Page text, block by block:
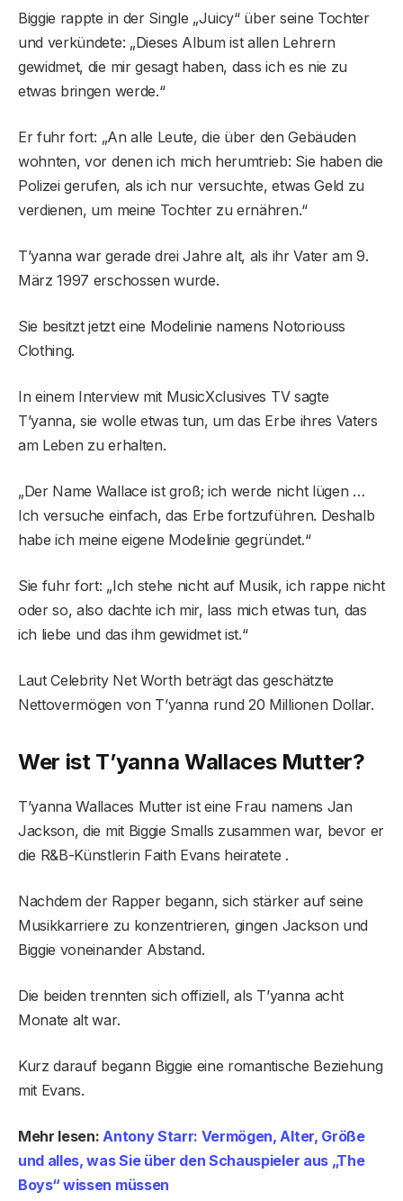
Biggie rappte in der Single „Juicy“ über seine Tochter
und verkündete: „Dieses Album ist allen Lehrern
gewidmet, die mir gesagt haben, dass ich es nie zu
etwas bringen werde.“
Er fuhr fort: „An alle Leute, die über den Gebäuden
wohnten, vor denen ich mich herumtrieb: Sie haben die
Polizei gerufen, als ich nur versuchte, etwas Geld zu
verdienen, um meine Tochter zu ernähren.“
T’yanna war gerade drei Jahre alt, als ihr Vater am 9.
März 1997 erschossen wurde.
Sie besitzt jetzt eine Modelinie namens Notoriouss
Clothing.
In einem Interview mit MusicXclusives TV sagte
T’yanna, sie wolle etwas tun, um das Erbe ihres Vaters
am Leben zu erhalten.
„Der Name Wallace ist groß; ich werde nicht lügen …
Ich versuche einfach, das Erbe fortzuführen. Deshalb
habe ich meine eigene Modelinie gegründet.“
Sie fuhr fort: „Ich stehe nicht auf Musik, ich rappe nicht
oder so, also dachte ich mir, lass mich etwas tun, das
ich liebe und das ihm gewidmet ist.“
Laut Celebrity Net Worth beträgt das geschätzte
Nettovermögen von T’yanna rund 20 Millionen Dollar.
Wer ist T’yanna Wallaces Mutter?
T’yanna Wallaces Mutter ist eine Frau namens Jan
Jackson, die mit Biggie Smalls zusammen war, bevor er
die R&B-Künstlerin Faith Evans heiratete .
Nachdem der Rapper begann, sich stärker auf seine
Musikkarriere zu konzentrieren, gingen Jackson und
Biggie voneinander Abstand.
Die beiden trennten sich offiziell, als T’yanna acht
Monate alt war.
Kurz darauf begann Biggie eine romantische Beziehung
mit Evans.
Mehr lesen:Antony Starr: Vermögen, Alter, Größe
und alles, was Sie über den Schauspieler aus „The
Boys“ wissen müssen